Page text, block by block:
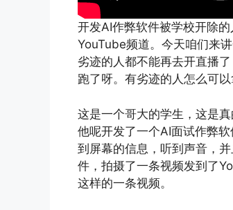
开发AI作弊软件被学校开除
YouTube频道。今天咱们来
劣迹的人都不能再去开直播
跑了呀。有劣迹的人怎么可
这是一个哥大的学生，这是
他呢开发了一个AI面试作弊
到屏幕的信息，听到声音，
件，拍摄了一条视频发到了
这样的一条视频。